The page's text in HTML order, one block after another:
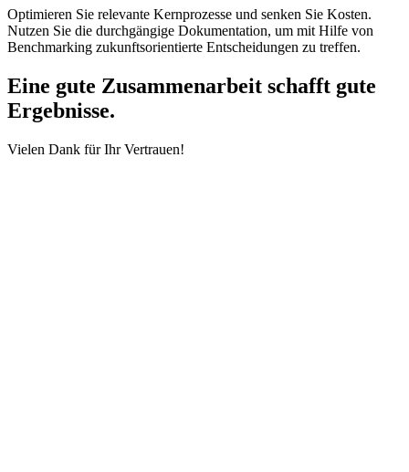
Optimieren Sie relevante Kernprozesse und senken Sie Kosten.
Nutzen Sie die durchgängige Dokumentation, um mit Hilfe von
Benchmarking zukunftsorientierte Entscheidungen zu treffen.
Eine gute Zusammenarbeit schafft gute
Ergebnisse.
Vielen Dank für Ihr Vertrauen!